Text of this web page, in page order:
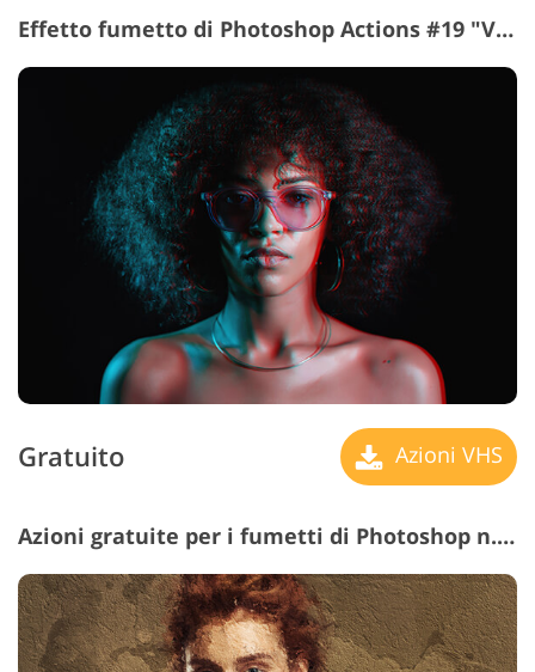
Effetto fumetto di Photoshop Actions #19 "VHS"
Gratuito Azioni VHS
Azioni gratuite per i fumetti di Photoshop n. 20 "Oil Paint"